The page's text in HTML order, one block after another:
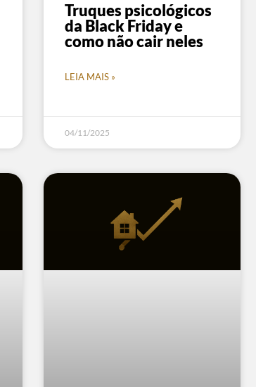
Truques psicológicos
da Black Friday e
como não cair neles
LEIA MAIS »
04/11/2025